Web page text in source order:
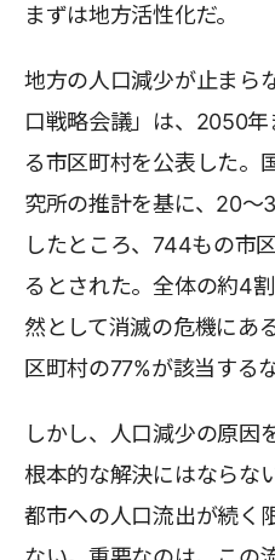
まずは地方活性化だ。
地方の人口減少が止まら
口戦略会議」は、2050
る市区町村を公表した。
究所の推計を基に、20〜
したところ、744もの市
るとされた。全体の約4
然として消滅の危機にあ
区町村の77%が該当する
しかし、人口減少の原因
根本的な解決にはならな
都市への人口流出が続く